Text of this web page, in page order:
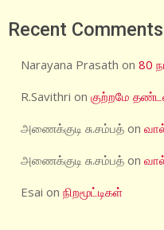
Recent Comments
Narayana Prasath on80
R.Savithri onகுற்றமே
அணைக்குடி சு.சம்பத் on
அணைக்குடி சு.சம்பத் on
Esai onநிறமூட்டிகள்